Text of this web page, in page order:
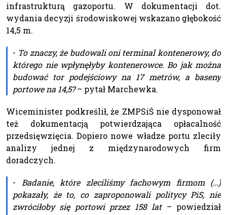
infrastrukturą gazoportu. W dokumentacji dot.
wydania decyzji środowiskowej wskazano głębokość
14,5 m.
- To znaczy, że budowali oni terminal kontenerowy, do
którego nie wpłynęłyby kontenerowce. Bo jak można
budować tor podejściowy na 17 metrów, a baseny
portowe na 14,5?– pytał Marchewka.
Wiceminister podkreślił, że ZMPSiŚ nie dysponował
też dokumentacją potwierdzająca opłacalność
przedsięwzięcia. Dopiero nowe władze portu zleciły
analizy jednej z międzynarodowych firm
doradczych.
-
Badanie, które zleciliśmy fachowym firmom (…)
pokazały, że to, co zaproponowali politycy PiS, nie
zwróciłoby się portowi przez 158 lat– powiedział